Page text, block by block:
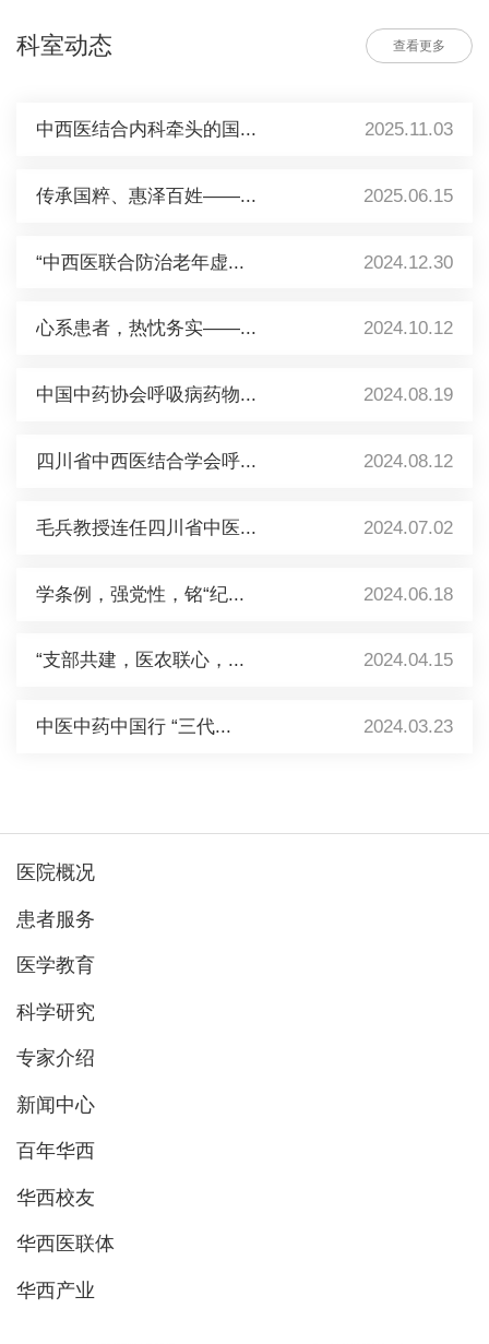
科室动态 查看更多
中西医结合内科牵头的国... 2025.11.03
传承国粹、惠泽百姓——... 2025.06.15
“中西医联合防治老年虚... 2024.12.30
心系患者，热忱务实——... 2024.10.12
中国中药协会呼吸病药物... 2024.08.19
四川省中西医结合学会呼... 2024.08.12
毛兵教授连任四川省中医... 2024.07.02
学条例，强党性，铭“纪... 2024.06.18
“支部共建，医农联心，... 2024.04.15
中医中药中国行 “三代... 2024.03.23
医院概况
患者服务
医学教育
科学研究
专家介绍
新闻中心
百年华西
华西校友
华西医联体
华西产业